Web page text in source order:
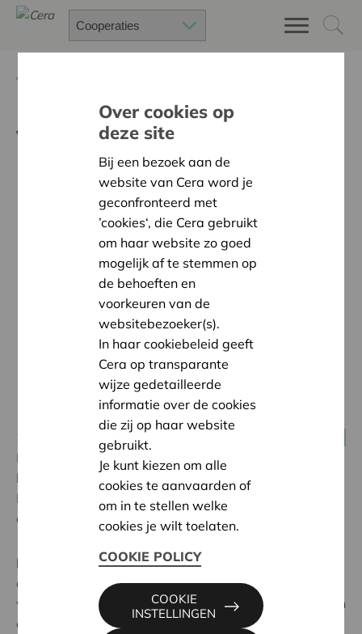
Van Airbnb naar Fairbnb
21 september 2021
Met de groei van de platformeconomie neemt ook de
kritiek op grote spelers zoals Uber en Airbnb toe.
Platformcoöperaties vormen een interessant
alternatief.
Fairbnb
is een van de vele platformcoöperaties die de
afgelopen jaren verschenen. Ze stellen niet
winstmaximalisatie centraal, maar willen op basis van
een
multistakeholdermodelvooral waarde toevoegen
Over cookies op
deze site
Bij een bezoek aan de
website van Cera word je
geconfronteerd met
’cookies‘, die Cera gebruikt
om haar website zo goed
mogelijk af te stemmen op
de behoeften en
voorkeuren van de
websitebezoeker(s).
In haar cookiebeleid geeft
Cera op transparante
wijze gedetailleerde
informatie over de cookies
die zij op haar website
gebruikt.
Je kunt kiezen om alle
cookies te aanvaarden of
om in te stellen welke
cookies je wilt toelaten.
COOKIE POLICY
COOKIE
INSTELLINGEN